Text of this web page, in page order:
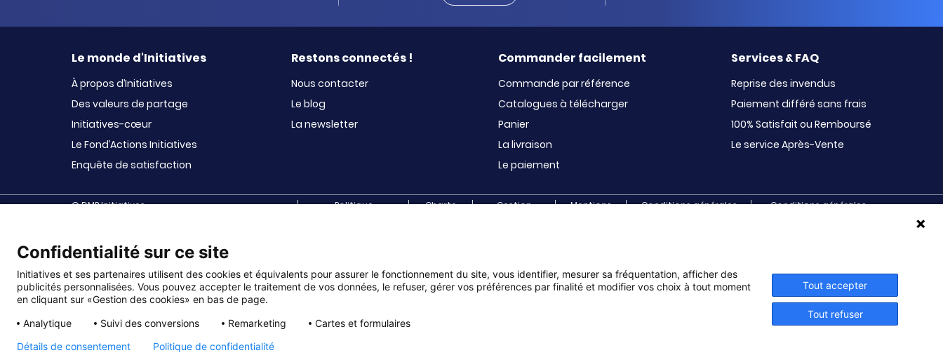
Le monde d'Initiatives
À propos d’Initiatives
Des valeurs de partage
Initiatives-cœur
Le Fond’Actions Initiatives
Enquête de satisfaction
Restons connectés !
Nous contacter
Le blog
La newsletter
Commander facilement
Commande par référence
Catalogues à télécharger
Panier
La livraison
Le paiement
Services & FAQ
Reprise des invendus
Paiement différé sans frais
100% Satisfait ou Remboursé
Le service Après-Vente
© DMP Initiatives
Politique
Charte
Gestion
Mentions
Conditions générales
Conditions générales
Initiatives est le spécialiste français des solutions de collecte de fonds pour les établissements scolaires et les associations. Initiatives s’adresse aux écoles primaires,
maternelles, aux collèges et lycées, aux associations scolaires (APE, APEL, OGEC, sou des écoles, FSE, coopératives scolaires), aux BTS, aux IUT, aux MFR, aux IFSI, aux associations
sportives (UGSEL, USEP, AS …), aux bureaux des étudiants (MDL, BDE…) et à tous types d’associations loi 1901 (culturelles, sportives, sociales, musicales, paroissiales, de jumelage,
3ème âge, à fonds publics, à fonds privés, comités des fêtes, amicales des sapeurs pompiers …)
Confidentialité sur ce site
Initiatives et ses partenaires utilisent des cookies et équivalents pour assurer le fonctionnement du site, vous identifier, mesurer sa fréquentation, afficher des
publicités personnalisées. Vous pouvez accepter le traitement de vos données, le refuser, gérer vos préférences par finalité et modifier vos choix à tout moment
en cliquant sur «Gestion des cookies» en bas de page.
Analytique
Suivi des conversions Remarketing Cartes et formulaires
Tout accepter
Tout refuser
Détails de consentement Politique de confidentialité